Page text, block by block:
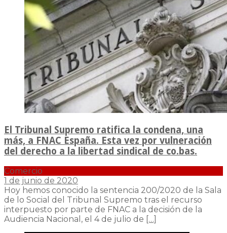
El Tribunal Supremo ratifica la condena, una
más, a FNAC España. Esta vez por vulneración
del derecho a la libertad sindical de co.bas.
Comercio
1 de junio de 2020
Hoy hemos conocido la sentencia 200/2020 de la Sala
de lo Social del Tribunal Supremo tras el recurso
interpuesto por parte de FNAC a la decisión de la
Audiencia Nacional, el 4 de julio de […]